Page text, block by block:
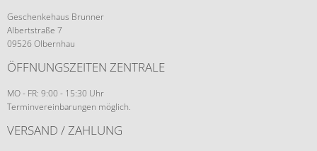
Geschenkehaus Brunner
Albertstraße 7
09526 Olbernhau
ÖFFNUNGSZEITEN ZENTRALE
MO - FR: 9:00 - 15:30 Uhr
Terminvereinbarungen möglich.
VERSAND / ZAHLUNG